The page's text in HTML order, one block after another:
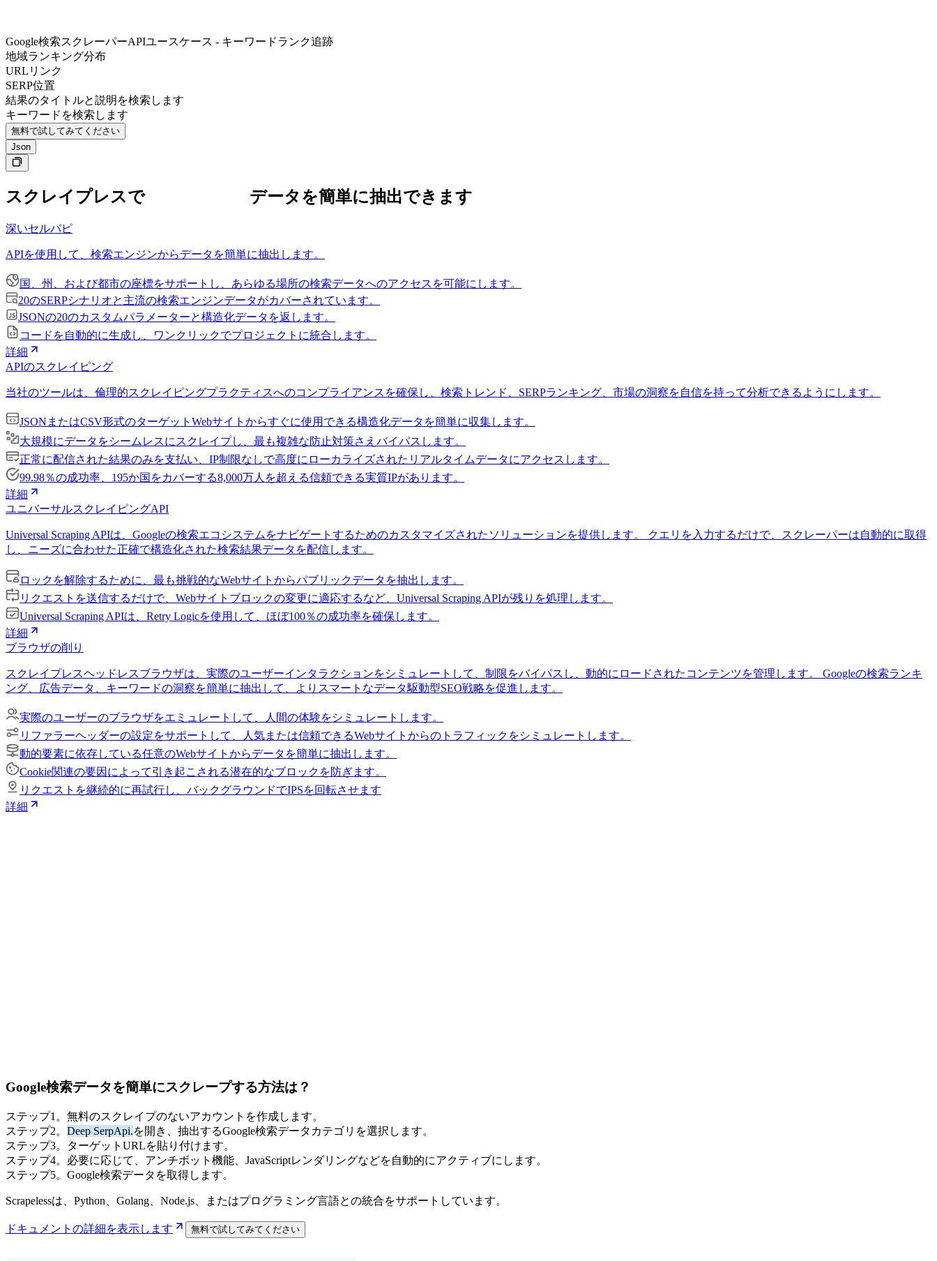
Google検索スクレーパーAPIユースケース - キーワードランク追跡
地域ランキング分布
URLリンク
SERP位置
結果のタイトルと説明を検索します
キーワードを検索します
無料で試してみてください
Json
スクレイプレスでGoogle Search データを簡単に抽出できます
深いセルパピ
APIを使用して、検索エンジンからデータを簡単に抽出します。
国、州、および都市の座標をサポートし、あらゆる場所の検索データへのアクセスを可能にします。
20のSERPシナリオと主流の検索エンジンデータがカバーされています。
JSONの20のカスタムパラメーターと構造化データを返します。
コードを自動的に生成し、ワンクリックでプロジェクトに統合します。
詳細
APIのスクレイピング
当社のツールは、倫理的スクレイピングプラクティスへのコンプライアンスを確保し、検索トレンド、SERPランキング、市場の洞察を自信を持って分析できるようにします。
JSONまたはCSV形式のターゲットWebサイトからすぐに使用できる構造化データを簡単に収集します。
大規模にデータをシームレスにスクレイプし、最も複雑な防止対策さえバイパスします。
正常に配信された結果のみを支払い、IP制限なしで高度にローカライズされたリアルタイムデータにアクセスします。
99.98％の成功率、195か国をカバーする8,000万人を超える信頼できる実質IPがあります。
詳細
ユニバーサルスクレイピングAPI
Universal Scraping APIは、Googleの検索エコシステムをナビゲートするためのカスタマイズされたソリューションを提供します。 クエリを入力するだけで、スクレーパーは自動的に取得
し、ニーズに合わせた正確で構造化された検索結果データを配信します。
ロックを解除するために、最も挑戦的なWebサイトからパブリックデータを抽出します。
リクエストを送信するだけで、Webサイトブロックの変更に適応するなど、Universal Scraping APIが残りを処理します。
Universal Scraping APIは、Retry Logicを使用して、ほぼ100％の成功率を確保します。
詳細
ブラウザの削り
スクレイプレスヘッドレスブラウザは、実際のユーザーインタラクションをシミュレートして、制限をバイパスし、動的にロードされたコンテンツを管理します。 Googleの検索ランキ
ング、広告データ、キーワードの洞察を簡単に抽出して、よりスマートなデータ駆動型SEO戦略を促進します。
実際のユーザーのブラウザをエミュレートして、人間の体験をシミュレートします。
リファラーヘッダーの設定をサポートして、人気または信頼できるWebサイトからのトラフィックをシミュレートします。
動的要素に依存している任意のWebサイトからデータを簡単に抽出します。
Cookie関連の要因によって引き起こされる潜在的なブロックを防ぎます。
リクエストを継続的に再試行し、バックグラウンドでIPSを回転させます
詳細
Google検索データを簡単にスクレープする方法は？
ステップ1 。 無料のスクレイプのないアカウントを作成します。
ステップ2。 Deep SerpApi.を開き、抽出するGoogle検索データカテゴリを選択します。
ステップ3。
ターゲットURLを貼り付けます。
ステップ4。 必要に応じて、アンチボット機能、JavaScriptレンダリングなどを自動的にアクティブにします。
ステップ5。 Google検索データを取得します。
Scrapelessは、Python、Golang、Node.js、またはプログラミング言語との統合をサポートしています。
ドキュメントの詳細を表示します 無料で試してみてください